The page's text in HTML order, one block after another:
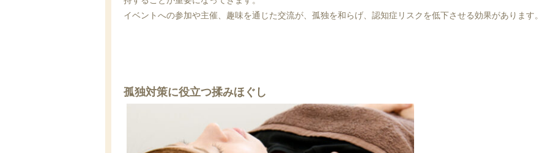
イベントへの参加や主催、趣味を通じた交流が、孤独を和らげ、認知症リスクを低下させる効果があります。
孤独対策に役立つ揉みほぐし